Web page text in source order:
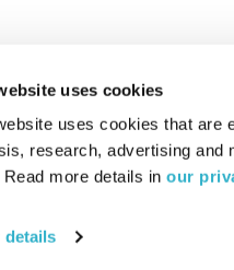
uses cookies
uses cookies that are
research, advertising and
Read more details in our
details